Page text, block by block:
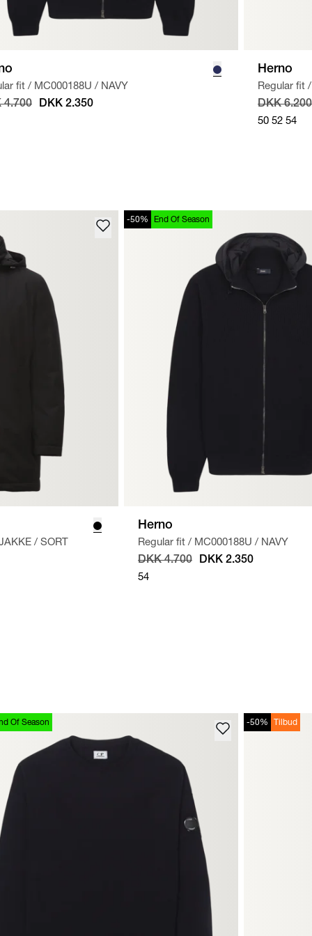
fit / MC000188U / NAVY
4.700 DKK 2.350
Herno
Regular fit /
DKK 6.200
50 52 54
/ SORT
-50% End Of Season
Herno
Regular fit / MC000188U / NAVY
DKK 4.700 DKK 2.350
54
Of Season -50% Tilbud